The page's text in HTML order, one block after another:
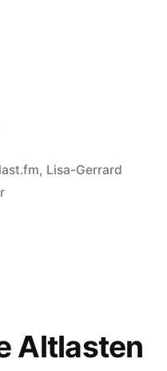
last.fm, Lisa-Gerrard
zu
TreeAltlasten